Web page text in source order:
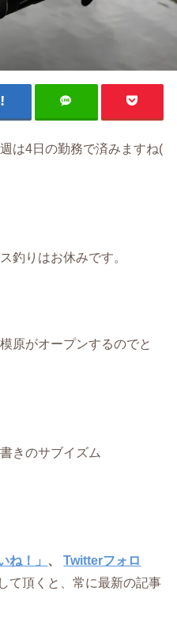
は4日の勤務で済みますね(
釣りはお休みです。
原がオープンするのでと
きのサブイズム
ね！」 、Twitterフォロ
て頂くと、常に最新の記事